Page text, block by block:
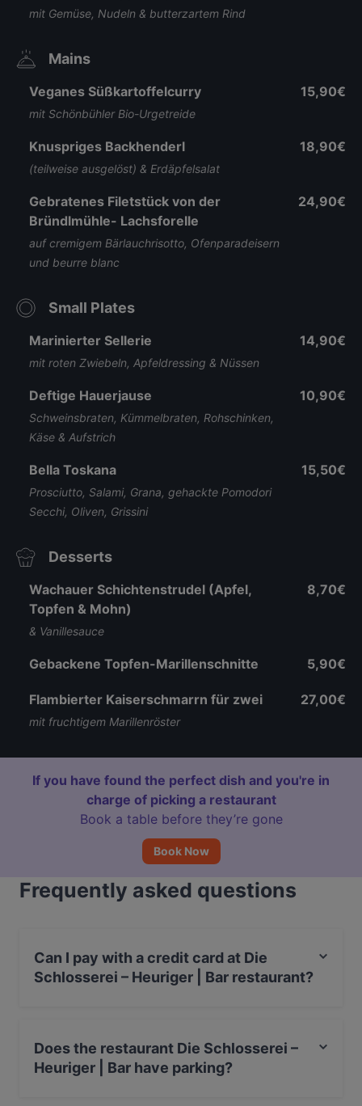
mit Gemüse, Nudeln & butterzartem Rind
Mains
Veganes Süßkartoffelcurry
mit Schönbühler Bio-Urgetreide
15,90€
Knuspriges Backhenderl
(teilweise ausgelöst) & Erdäpfelsalat
18,90€
Gebratenes Filetstück von der
Bründlmühle- Lachsforelle
auf cremigem Bärlauchrisotto, Ofenparadeisern
und beurre blanc
24,90€
Small Plates
Marinierter Sellerie
mit roten Zwiebeln, Apfeldressing & Nüssen
14,90€
Deftige Hauerjause
Schweinsbraten, Kümmelbraten, Rohschinken,
Käse & Aufstrich
10,90€
Bella Toskana
Prosciutto, Salami, Grana, gehackte Pomodori
Secchi, Oliven, Grissini
15,50€
Desserts
Wachauer Schichtenstrudel (Apfel,
Topfen & Mohn)
& Vanillesauce
8,70€
Gebackene Topfen-Marillenschnitte 5,90€
Flambierter Kaiserschmarrn für zwei
mit fruchtigem Marillenröster
27,00€
If you have found the perfect dish and you're in
charge of picking a restaurant
Book a table before they’re gone
Book Now
Frequently asked questions
Can I pay with a credit card at Die
Schlosserei – Heuriger | Bar restaurant?
Does the restaurant Die Schlosserei –
Heuriger | Bar have parking?